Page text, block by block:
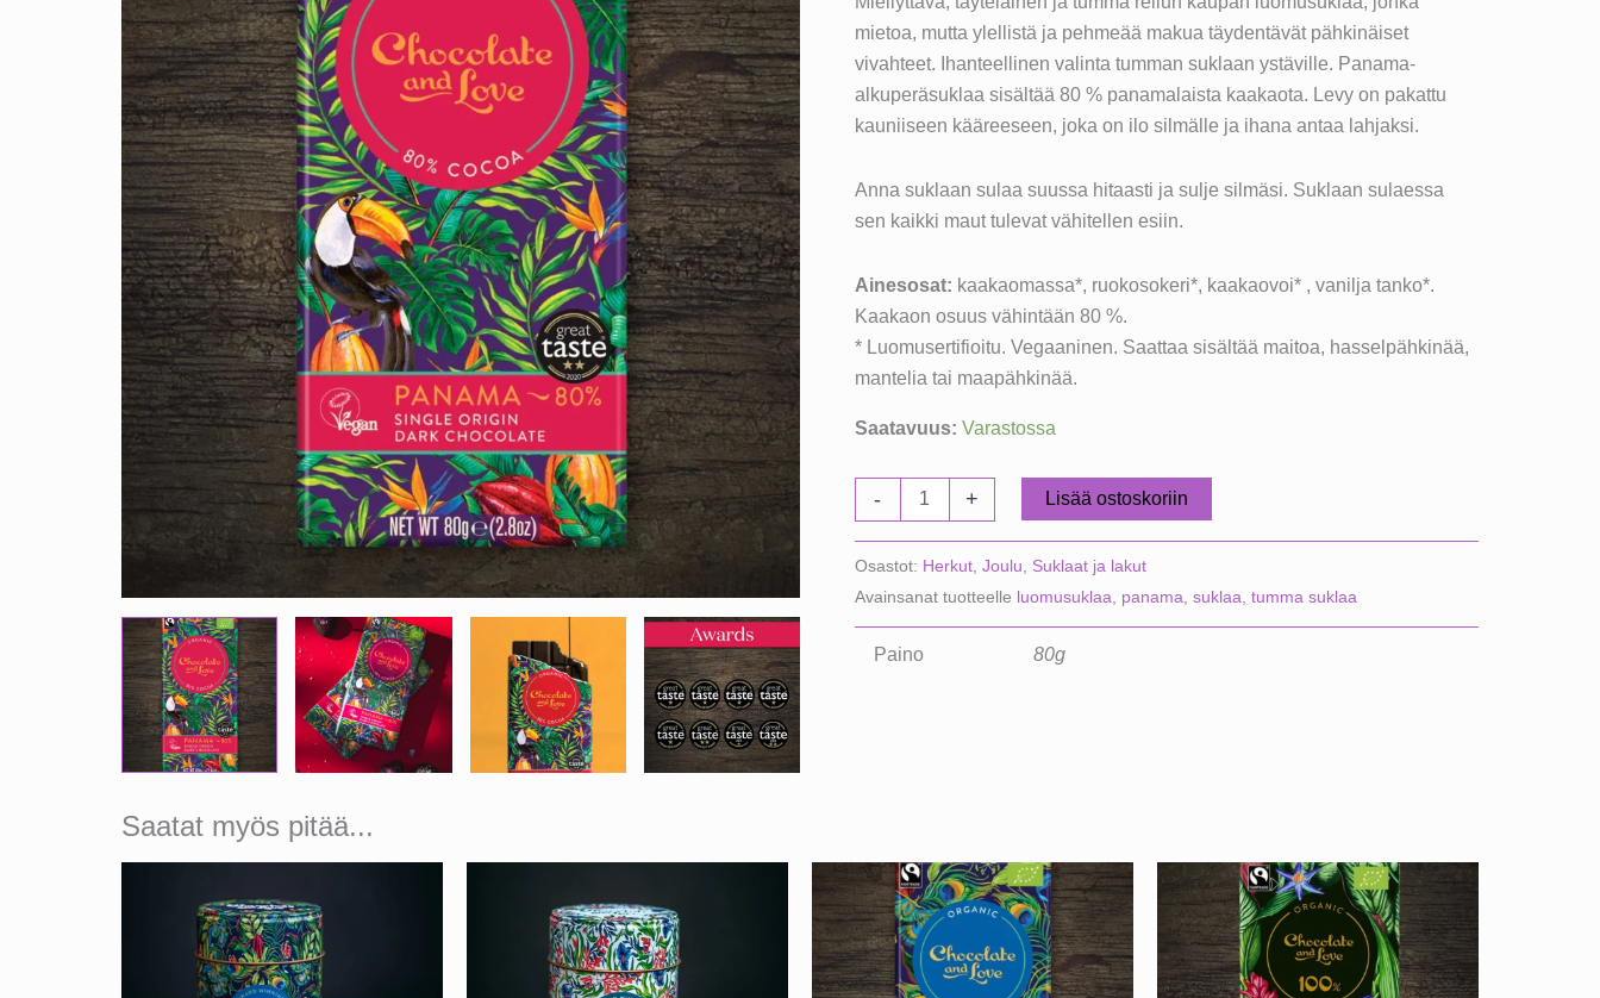
mietoa, mutta ylellistä ja pehmeää makua täydentävät pähkinäiset
vivahteet. Ihanteellinen valinta tumman suklaan ystäville. Panama-
alkuperäsuklaa sisältää 80 % panamalaista kaakaota. Levy on pakattu
kauniiseen kääreeseen, joka on ilo silmälle ja ihana antaa lahjaksi.
Anna suklaan sulaa suussa hitaasti ja sulje silmäsi. Suklaan sulaessa
sen kaikki maut tulevat vähitellen esiin.
Ainesosat: kaakaomassa*, ruokosokeri*, kaakaovoi* , vanilja tanko*.
Kaakaon osuus vähintään 80 %.
* Luomusertifioitu. Vegaaninen. Saattaa sisältää maitoa, hasselpähkinää,
mantelia tai maapähkinää.
Saatavuus: Varastossa
-
Chocolate
and
Panama
+ Lisää ostoskoriin
Osastot: Herkut, Joulu, Suklaat ja lakut
Avainsanat tuotteelle luomusuklaa, panama, suklaa, tumma suklaa
Paino 80g
Saatat myös pitää...